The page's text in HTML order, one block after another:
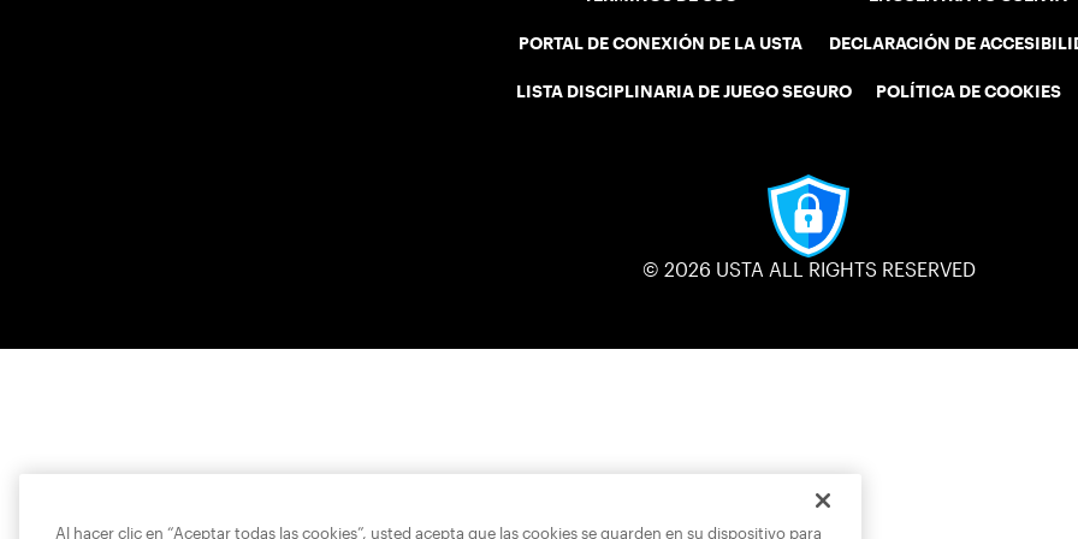
PORTAL DE CONEXIÓN DE LA USTA
LISTA DISCIPLINARIA DE JUEGO SEGURO
DECLARACIÓN DE
POLÍTICA DE COOKIES
© 2026 USTA ALL RIGHTS RESERVED
Al hacer clic en “Aceptar todas las cookies”, usted acepta que las cookies se guarden en su dispositivo para